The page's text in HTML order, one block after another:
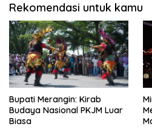
Rekomendasi untuk kamu
Bupati Merangin: Kirab
Budaya Nasional PKJM Luar
Biasa